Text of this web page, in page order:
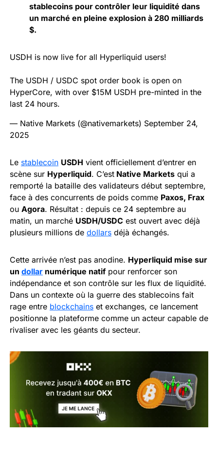
stablecoins pour contrôler leur liquidité dans
un marché en pleine explosion à 280 milliards
$.
USDH is now live for all Hyperliquid users!
The USDH / USDC spot order book is open on
HyperCore, with over $15M USDH pre-minted in the
last 24 hours.
— Native Markets (@nativemarkets) September 24,
2025
Le stablecoin USDH vient officiellement d’entrer en
scène sur Hyperliquid. C’est Native Markets qui a
remporté la bataille des validateurs début septembre,
face à des concurrents de poids comme Paxos, Frax
ou Agora. Résultat : depuis ce 24 septembre au
matin, un marché USDH/USDC est ouvert avec déjà
plusieurs millions de dollars déjà échangés.
Cette arrivée n’est pas anodine. Hyperliquid mise sur
un dollar numérique natifpour renforcer son
indépendance et son contrôle sur les flux de liquidité.
Dans un contexte où la guerre des stablecoins fait
rage entre blockchains et exchanges, ce lancement
positionne la plateforme comme un acteur capable de
rivaliser avec les géants du secteur.